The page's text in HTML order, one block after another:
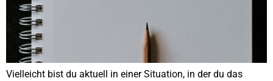
Vielleicht bist du aktuell in einer Situation, in der du das